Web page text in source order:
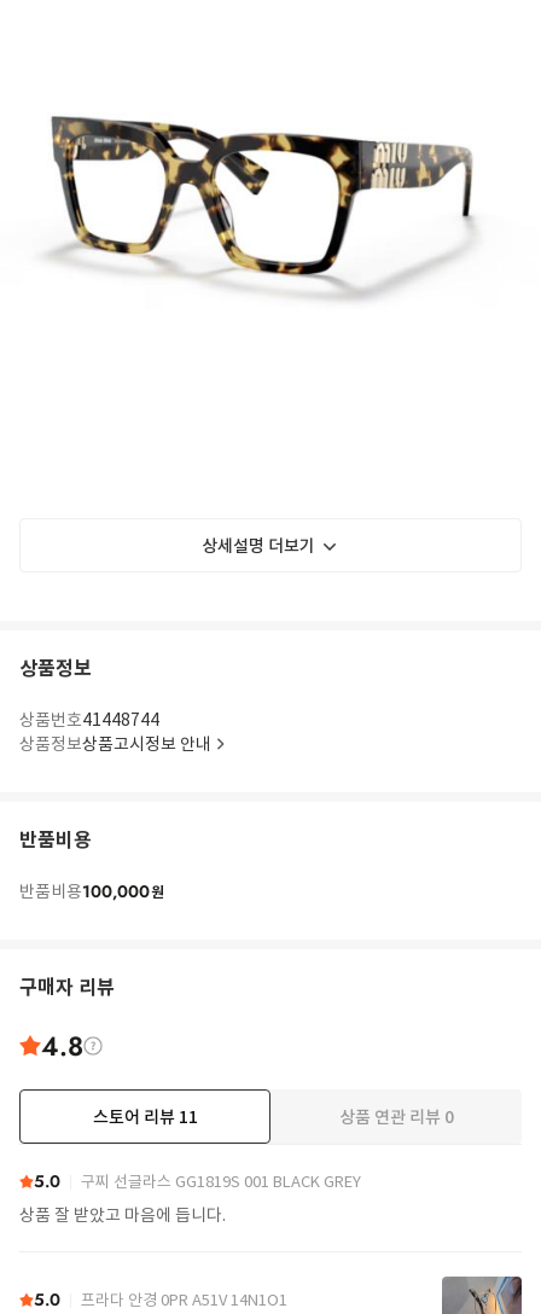
상세설명 더보기
상품정보
상품번호41448744
상품정보상품고시정보 안내
반품비용
반품비용100,000원
구매자 리뷰
4.8
스토어 리뷰 11 상품 연관 리뷰 0
5.0 구찌 선글라스 GG1819S 001 BLACK GREY
상품 잘 받았고 마음에 듭니다.
5.0 프라다 안경 0PR A51V 14N1O1